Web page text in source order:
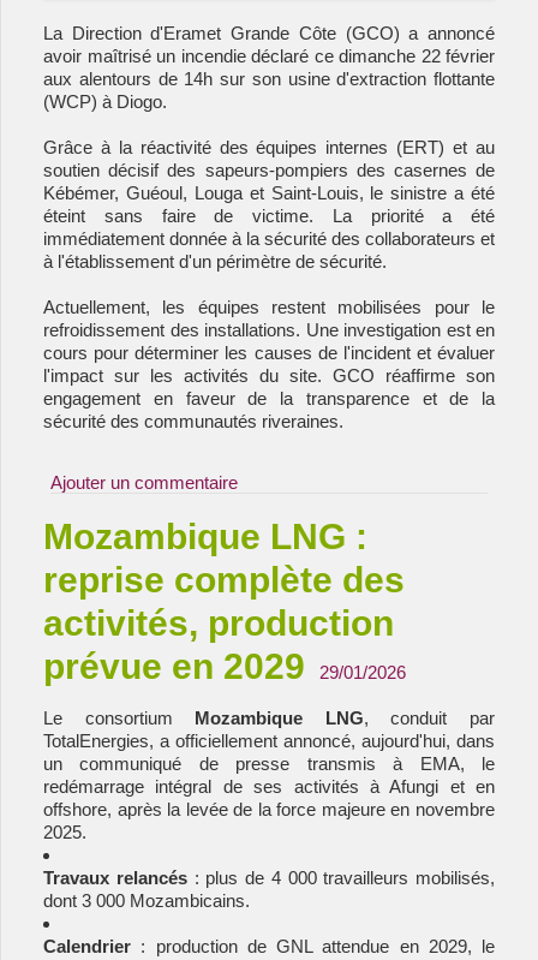
La Direction d'Eramet Grande Côte (GCO) a annoncé
avoir maîtrisé un incendie déclaré ce dimanche 22 février
aux alentours de 14h sur son usine d'extraction flottante
(WCP) à Diogo.
Grâce à la réactivité des équipes internes (ERT) et au
soutien décisif des sapeurs-pompiers des casernes de
Kébémer, Guéoul, Louga et Saint-Louis, le sinistre a été
éteint sans faire de victime. La priorité a été
immédiatement donnée à la sécurité des collaborateurs et
à l'établissement d'un périmètre de sécurité.
Actuellement, les équipes restent mobilisées pour le
refroidissement des installations. Une investigation est en
cours pour déterminer les causes de l'incident et évaluer
l'impact sur les activités du site. GCO réaffirme son
engagement en faveur de la transparence et de la
sécurité des communautés riveraines.
Ajouter un commentaire
Mozambique LNG :
reprise complète des
activités, production
prévue en 2029
29/01/2026
Le consortium Mozambique LNG, conduit par
TotalEnergies, a officiellement annoncé, aujourd'hui, dans
un communiqué de presse transmis à EMA, le
redémarrage intégral de ses activités à Afungi et en
offshore, après la levée de la force majeure en novembre
2025.
Travaux relancés: plus de 4 000 travailleurs mobilisés,
dont 3 000 Mozambicains.
Calendrier : production de GNL attendue en 2029, le